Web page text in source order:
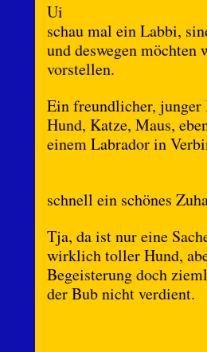
Ui
schau mal ein Labbi,
und deswegen
vorstellen.
Ein freundlicher,
Hund, Katze, Maus,
einem Labrador in
schnell ein schönes
Tja, da ist nur eine
wirklich toller Hund,
Begeisterung doch
der Bub nicht verdient.